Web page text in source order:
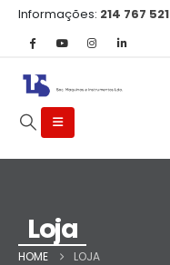
Informações: 214 767 521
Loja
HOME LOJA